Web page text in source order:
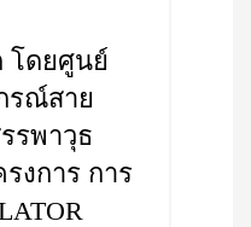
โดยศูนย์
รณ์สาย
รพาวุธ
งการ การ